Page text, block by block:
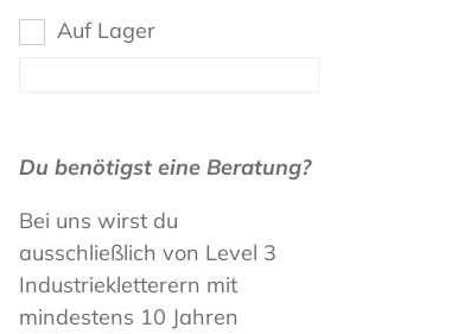
Auf Lager
Du benötigst eine Beratung?
Bei uns wirst du
ausschließlich von Level 3
Industriekletterern mit
mindestens 10 Jahren